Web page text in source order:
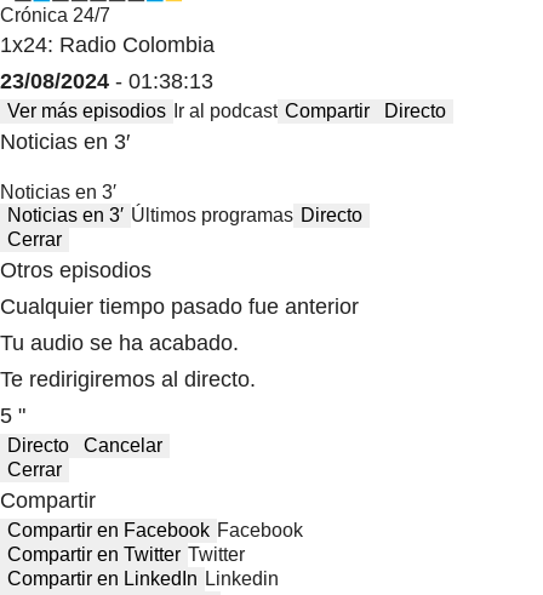
Crónica 24/7
1x24: Radio Colombia
23/08/2024 - 01:38:13
Ver más episodios Ir al podcast Compartir Directo
Noticias en 3′
Noticias en 3′
Noticias en 3′ Últimos programas Directo
Cerrar
Otros episodios
Cualquier tiempo pasado fue anterior
Tu audio se ha acabado.
Te redirigiremos al directo.
5 "
Directo
Cancelar
Cerrar
Compartir
Compartir en Facebook Facebook
Compartir en Twitter Twitter
Compartir en LinkedIn Linkedin